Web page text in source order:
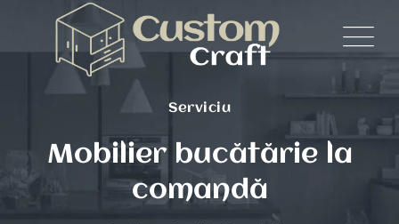
Serviciu
Mobilier bucătărie la
comandă